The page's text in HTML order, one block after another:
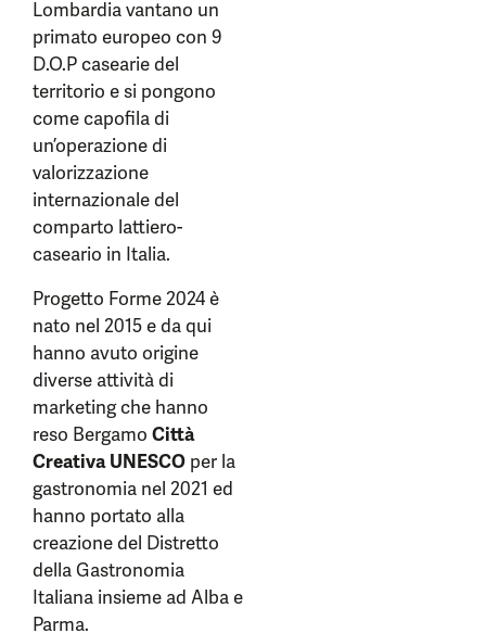
Lombardia vantano un
primato europeo con 9
D.O.P casearie del
territorio e si pongono
come capofila di
un’operazione di
valorizzazione
internazionale del
comparto lattiero-
caseario in Italia.
Progetto Forme 2024 è
nato nel 2015 e da qui
hanno avuto origine
diverse attività di
marketing che hanno
reso Bergamo Città
Creativa UNESCO per la
gastronomia nel 2021 ed
hanno portato alla
creazione del Distretto
della Gastronomia
Italiana insieme ad Alba e
Parma.